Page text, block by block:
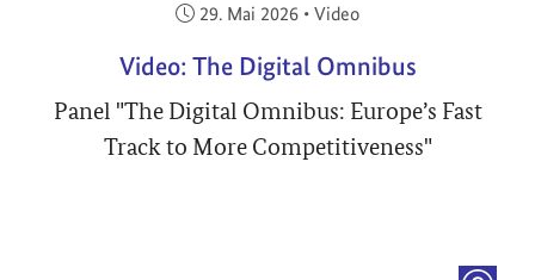
Veröffentlicht am:
29. Mai 2026 • Video
Video: The Digital Omnibus
Panel "The Digital Omnibus: Europe’s Fast
Track to More Competitiveness"